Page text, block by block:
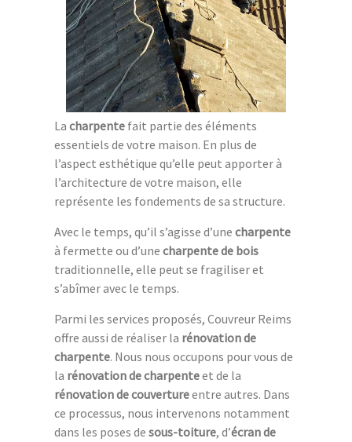
La charpente fait partie des éléments
essentiels de votre maison. En plus de
l’aspect esthétique qu’elle peut apporter à
l’architecture de votre maison, elle
représente les fondements de sa structure.
Avec le temps, qu’il s’agisse d’une charpente
à fermette ou d’une charpente de bois
traditionnelle, elle peut se fragiliser et
s’abîmer avec le temps.
Parmi les services proposés, Couvreur Reims
offre aussi de réaliser la rénovation de
charpente. Nous nous occupons pour vous de
la rénovation de charpenteet de la
rénovation de couvertureentre autres. Dans
ce processus, nous intervenons notamment
dans les poses de sous-toiture, d’écran de